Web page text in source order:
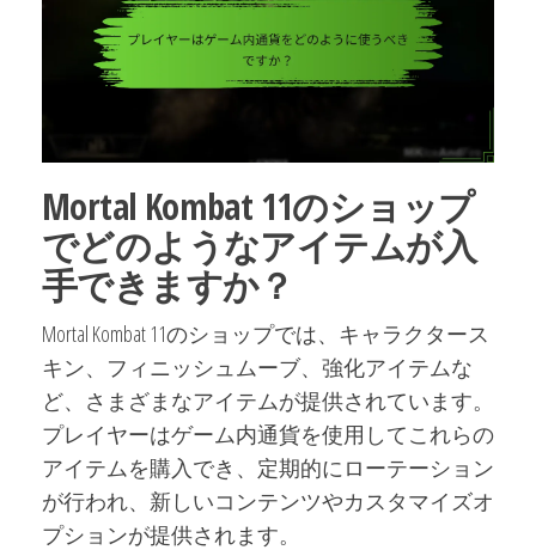
Mortal Kombat 11のショップ
でどのようなアイテムが入
手できますか？
Mortal Kombat 11のショップでは、キャラクタース
キン、フィニッシュムーブ、強化アイテムな
ど、さまざまなアイテムが提供されています。
プレイヤーはゲーム内通貨を使用してこれらの
アイテムを購入でき、定期的にローテーション
が行われ、新しいコンテンツやカスタマイズオ
プションが提供されます。